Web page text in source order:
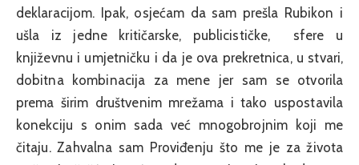
deklaracijom. Ipak, osjećam da sam prešla Rubikon i
ušla iz jedne kritičarske, publicističke, sfere u
književnu i umjetničku i da je ova prekretnica, u stvari,
dobitna kombinacija za mene jer sam se otvorila
prema širim društvenim mrežama i tako uspostavila
konekciju s onim sada već mnogobrojnim koji me
čitaju. Zahvalna sam Proviđenju što me je za života